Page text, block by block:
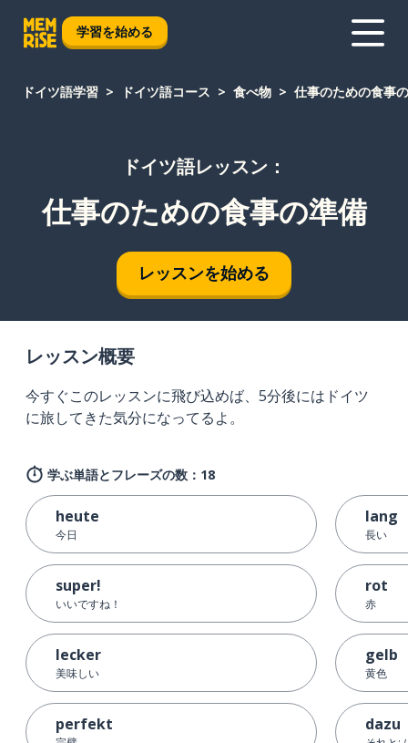
学習を始める
ドイツ語学習 ドイツ語コース 食べ物 仕事のための食事
ドイツ語レッスン：
仕事のための食事の準備
レッスンを始める
レッスン概要
今すぐこのレッスンに飛び込めば、5分後にはドイツ
に旅してきた気分になってるよ。
学ぶ単語とフレーズの数：18
heute
今日
super!
いいですね！
lecker
美味しい
perfekt
lang
長い
rot
赤
gelb
黄色
dazu